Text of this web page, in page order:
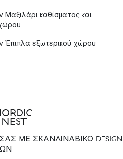
Μαξιλάρι καθίσματος και
Έπιπλα εξωτερικού χώρου
ΜΕ ΣΚΑΝΔΙΝΑΒΙΚΟ DESIGN